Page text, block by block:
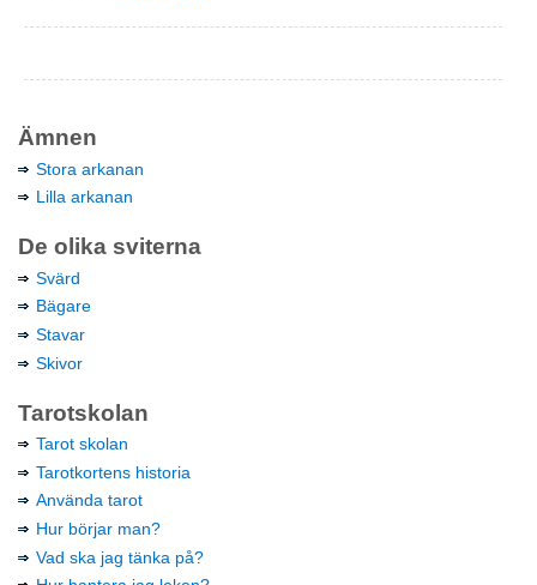
Ämnen
Stora arkanan
Lilla arkanan
De olika sviterna
Svärd
Bägare
Stavar
Skivor
Tarotskolan
Tarot skolan
Tarotkortens historia
Använda tarot
Hur börjar man?
Vad ska jag tänka på?